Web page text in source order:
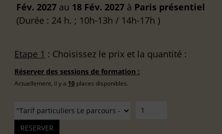
Fév. 2027 au 18 Fév. 2027 à Paris présentiel
(Durée : 24 h. ; 10h-13h / 14h-17h )
Etape 1 : Choisissez le prix et la quantité :
Réserver des sessions de formation :
Actuellement, il y a 10 places disponibles.